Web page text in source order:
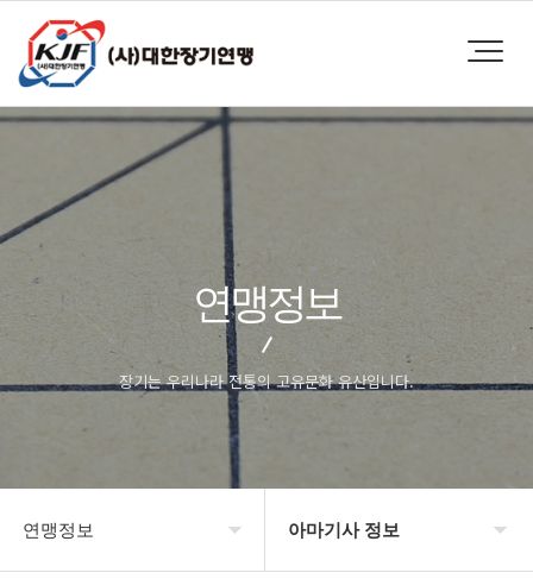
연맹정보
장기는 우리나라 전통의 고유문화 유산입니다.
연맹정보 아마기사 정보